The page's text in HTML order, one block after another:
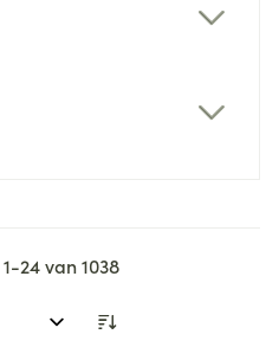
1-24van1038